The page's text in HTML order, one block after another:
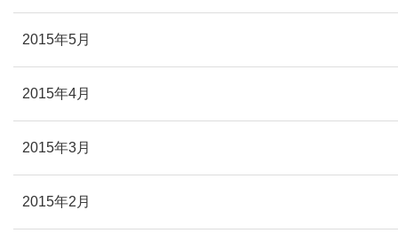
2015年5月
2015年4月
2015年3月
2015年2月